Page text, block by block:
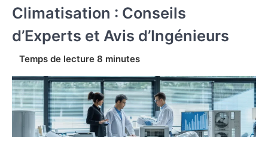
Climatisation : Conseils
d’Experts et Avis d’Ingénieurs